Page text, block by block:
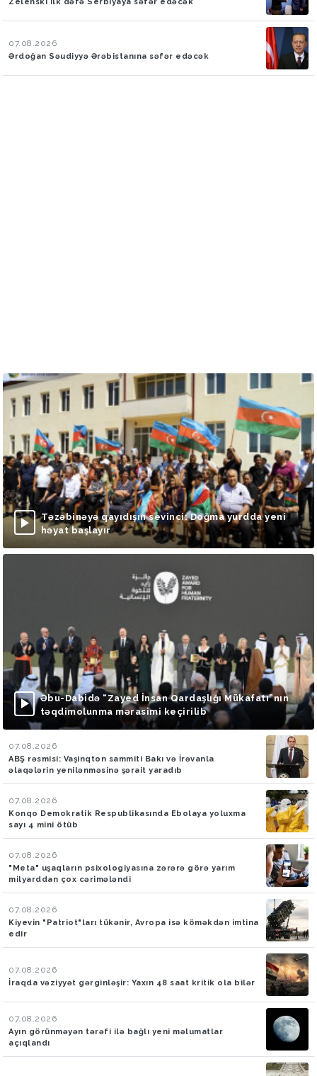
07.08.2026
Ərdoğan Səudiyyə Ərəbistanına səfər edəcək
Təzəbinəyə qayıdışın sevinci: Doğma yurdda yeni
həyat başlayır
Əbu-Dabidə “Zayed İnsan Qardaşlığı Mükafatı”nın
təqdimolunma mərasimi keçirilib
07.08.2026
ABŞ rəsmisi: Vaşinqton sammiti Bakı və İrəvanla
əlaqələrin yenilənməsinə şərait yaradıb
07.08.2026
Konqo Demokratik Respublikasında Ebolaya yoluxma
sayı 4 mini ötüb
07.08.2026
"Meta" uşaqların psixologiyasına zərərə görə yarım
milyarddan çox cərimələndi
07.08.2026
Kiyevin "Patriot"ları tükənir, Avropa isə köməkdən imtina
edir
07.08.2026
İraqda vəziyyət gərginləşir: Yaxın 48 saat kritik ola bilər
07.08.2026
Ayın görünməyən tərəfi ilə bağlı yeni məlumatlar
açıqlandı